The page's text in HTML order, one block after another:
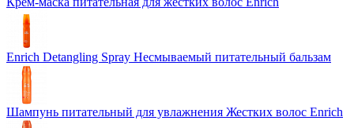
Enrich Detangling Spray Несмываемый питательный бальзам
Шампунь питательный для увлажнения Жестких волос Enrich